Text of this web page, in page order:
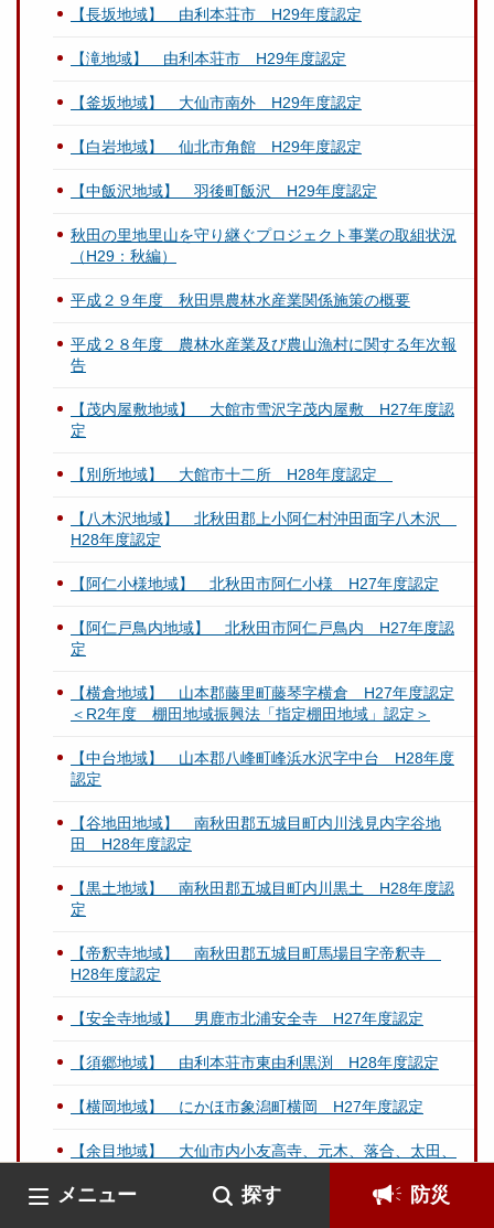
メニュー 探す 防災
【長坂地域】 由利本荘市 H29年度認定
【滝地域】 由利本荘市 H29年度認定
【釜坂地域】 大仙市南外 H29年度認定
【白岩地域】 仙北市角館 H29年度認定
【中飯沢地域】 羽後町飯沢 H29年度認定
秋田の里地里山を守り継ぐプロジェクト事業の取組状況
（H29：秋編）
平成２９年度 秋田県農林水産業関係施策の概要
平成２８年度 農林水産業及び農山漁村に関する年次報
告
【茂内屋敷地域】 大館市雪沢字茂内屋敷 H27年度認
定
【別所地域】 大館市十二所 H28年度認定
【八木沢地域】 北秋田郡上小阿仁村沖田面字八木沢
H28年度認定
【阿仁小様地域】 北秋田市阿仁小様 H27年度認定
【阿仁戸鳥内地域】 北秋田市阿仁戸鳥内 H27年度認
定
【横倉地域】 山本郡藤里町藤琴字横倉 H27年度認定
＜R2年度 棚田地域振興法「指定棚田地域」認定＞
【中台地域】 山本郡八峰町峰浜水沢字中台 H28年度
認定
【谷地田地域】 南秋田郡五城目町内川浅見内字谷地
田 H28年度認定
【黒土地域】 南秋田郡五城目町内川黒土 H28年度認
定
【帝釈寺地域】 南秋田郡五城目町馬場目字帝釈寺
H28年度認定
【安全寺地域】 男鹿市北浦安全寺 H27年度認定
【須郷地域】 由利本荘市東由利黒渕 H28年度認定
【横岡地域】 にかほ市象潟町横岡 H27年度認定
【余目地域】 大仙市内小友高寺、元木、落合、太田、